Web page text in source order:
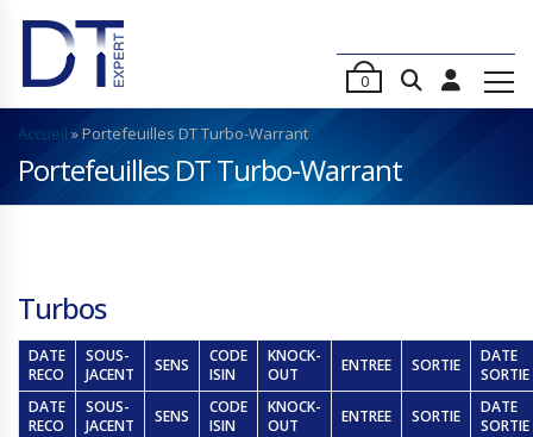
0
Accueil »Portefeuilles DT Turbo-Warrant
Portefeuilles DT Turbo-Warrant
Turbos
DATE
RECO
SOUS-
JACENT
SENS
CODE
ISIN
KNOCK-
OUT
ENTREE SORTIE
DATE
SORTIE
DATE
RECO
SOUS-
JACENT
SENS
CODE
ISIN
KNOCK-
OUT
ENTREE SORTIE
DATE
SORTIE